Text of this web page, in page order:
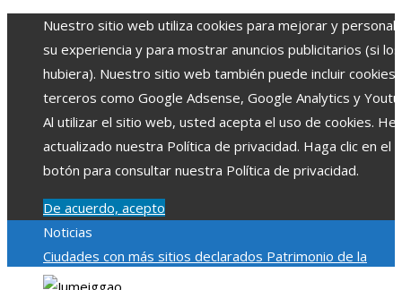
Nuestro sitio web utiliza cookies para mejorar y
su experiencia y para mostrar anuncios publicitarios (si los
hubiera). Nuestro sitio web también puede incluir cookies
terceros como Google Adsense, Google Analytics y
Al utilizar el sitio web, usted acepta el uso de cookies.
actualizado nuestra Política de privacidad. Haga clic en el
botón para consultar nuestra Política de privacidad.
De acuerdo, acepto
Noticias
Ciudades con más sitios declarados Patrimonio de la
Humanidad y su importancia